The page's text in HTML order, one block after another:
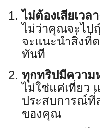
ไม่ต้องเสียเว
ไม่ว่าคุณจะไป
จะแนะนำสิ่งที่
ทันที
ทุกทริปมีความ
ไม่ใช่แค่เที่ยว
ประสบการณ์ที่
ของคุณ